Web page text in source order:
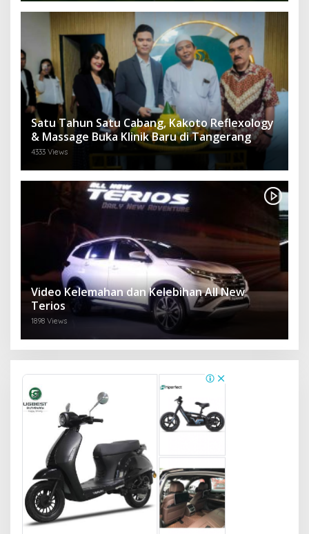
Satu Tahun Satu Cabang, Kakoto Reflexology
& Massage Buka Klinik Baru di Tangerang
4333 Views
Video Kelemahan dan Kelebihan All New
Terios
1898 Views